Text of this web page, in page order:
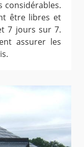
considérables.
être libres et
7 jours sur 7.
assurer les